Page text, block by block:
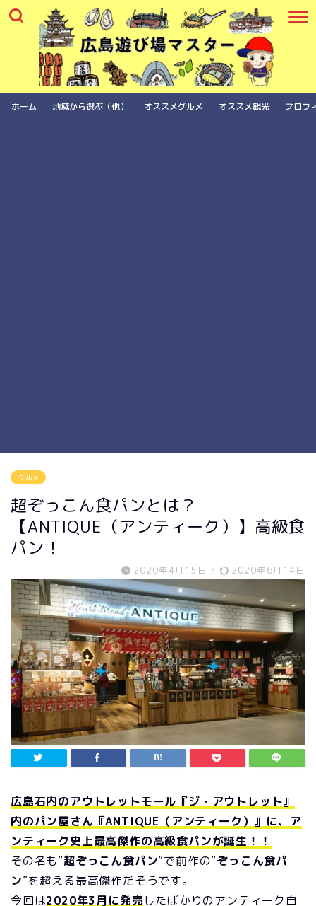
ホーム 地域から選ぶ（他） オススメグルメ オススメ観光 プロフ
グルメ
超ぞっこん食パンとは？
【ANTIQUE（アンティーク）】高級食
パン！
2020年4月15日 / 2020年6月14日
広島石内のアウトレットモール『ジ・アウトレット』
内のパン屋さん『ANTIQUE（アンティーク）』に、ア
ンティーク史上最高傑作の高級食パンが誕生！！
その名も”超ぞっこん食パン”で前作の”ぞっこん食パ
ン”を超える最高傑作だそうです。
今回は2020年3月に発売したばかりのアンティーク自